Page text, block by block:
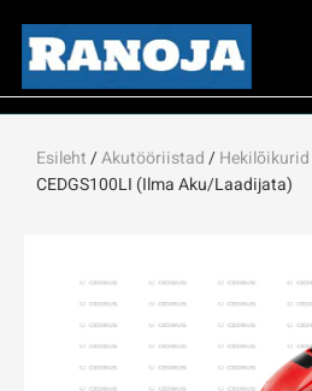
Esileht/Akutööriistad/Hekilõikurid
CEDGS100LI (ilma Aku/laadijata)